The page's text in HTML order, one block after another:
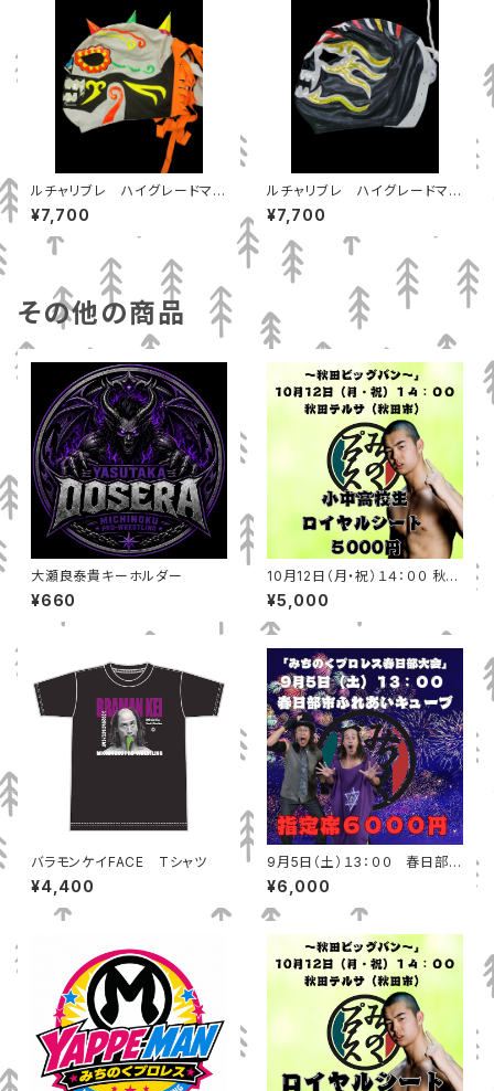
ルチャリブレ ハイグレードマス
ク メフィスト
¥7,700
ルチャリブレ ハイグレードマス
ク ティタン
¥7,700
その他の商品
大瀬良泰貴キーホルダー
¥660
10月12日（月・祝）１４：００ 秋田
テルサ（秋田市）小中高校生ロイ
ヤルシート
¥5,000
バラモンケイFACE Tシャツ
¥4,400
9月5日（土）１3：００ 春日部市
ふれあいキューブ 指定席
¥6,000